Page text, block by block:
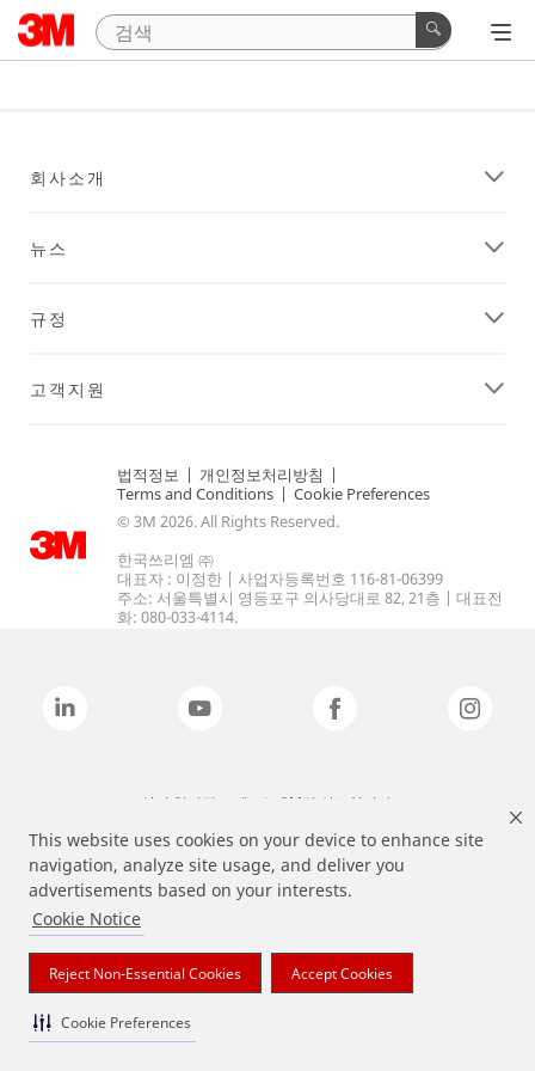
This website uses cookies on your device to enhance site
navigation, analyze site usage, and deliver you
advertisements based on your interests.
Cookie Notice
Reject Non-Essential Cookies Accept Cookies
Cookie Preferences
회사소개
뉴스
규정
고객지원
법적정보 | 개인정보처리방침 |
Terms and Conditions | Cookie Preferences
© 3M 2026. All Rights Reserved.
한국쓰리엠 ㈜
대표자 : 이정한 | 사업자등록번호 116-81-06399
주소: 서울특별시 영등포구 의사당대로 82, 21층 | 대표전
화: 080-033-4114.
상기 열거된 브랜드는 3M의 상표입니다.